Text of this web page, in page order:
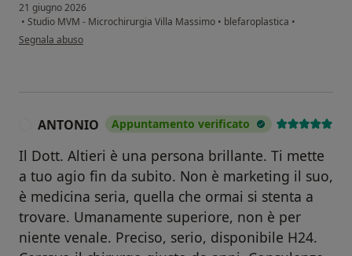
21 giugno 2026
• Studio MVM - Microchirurgia Villa Massimo • blefaroplastica •
secondo l'opinione dell'utente Michela
Segnala abuso
ANTONIO Appuntamento verificato
Il Dott. Altieri è una persona brillante. Ti mette
a tuo agio fin da subito. Non è marketing il suo,
è medicina seria, quella che ormai si stenta a
trovare. Umanamente superiore, non è per
niente venale. Preciso, serio, disponibile H24.